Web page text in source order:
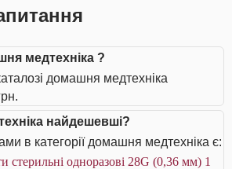
медтехніка ?
домашня медтехніка
найдешевші?
в категорії домашня медтехніка є:
стерильні одноразові 28G (0,36 мм) 1